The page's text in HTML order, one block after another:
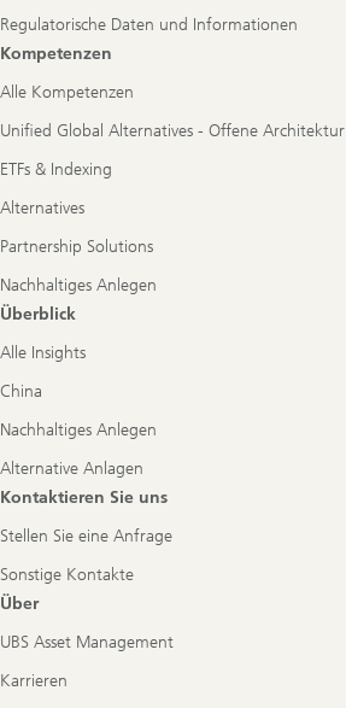
Regulatorische Daten und Informationen
Kompetenzen
Alle Kompetenzen
Unified Global Alternatives - Offene Architektur
ETFs & Indexing
Alternatives
Partnership Solutions
Nachhaltiges Anlegen
Überblick
Alle Insights
China
Nachhaltiges Anlegen
Alternative Anlagen
Kontaktieren Sie uns
Stellen Sie eine Anfrage
Sonstige Kontakte
Über
UBS Asset Management
Karrieren